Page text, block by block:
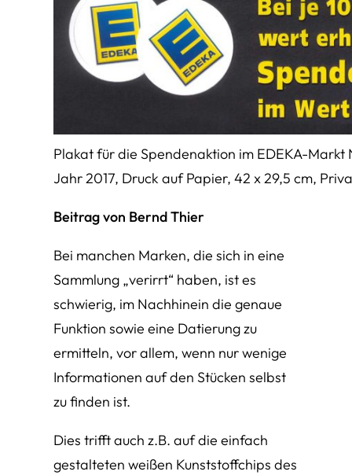
Plakat für die Spendenaktion im EDEKA-Markt
Jahr 2017, Druck auf Papier, 42 x 29,5 cm,
Beitrag von Bernd Thier
Bei manchen Marken, die sich in eine
Sammlung „verirrt“ haben, ist es
schwierig, im Nachhinein die genaue
Funktion sowie eine Datierung zu
ermitteln, vor allem, wenn nur wenige
Informationen auf den Stücken selbst
zu finden ist.
Dies trifft auch z.B. auf die einfach
gestalteten weißen Kunststoffchips des